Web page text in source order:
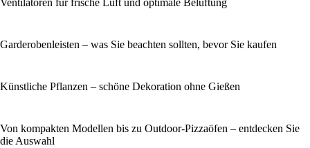
Ventilatoren für frische Luft und optimale Belüftung
Garderobenleisten – was Sie beachten sollten, bevor Sie kaufen
Künstliche Pflanzen – schöne Dekoration ohne Gießen
Von kompakten Modellen bis zu Outdoor-Pizzaöfen – entdecken Sie
die Auswahl